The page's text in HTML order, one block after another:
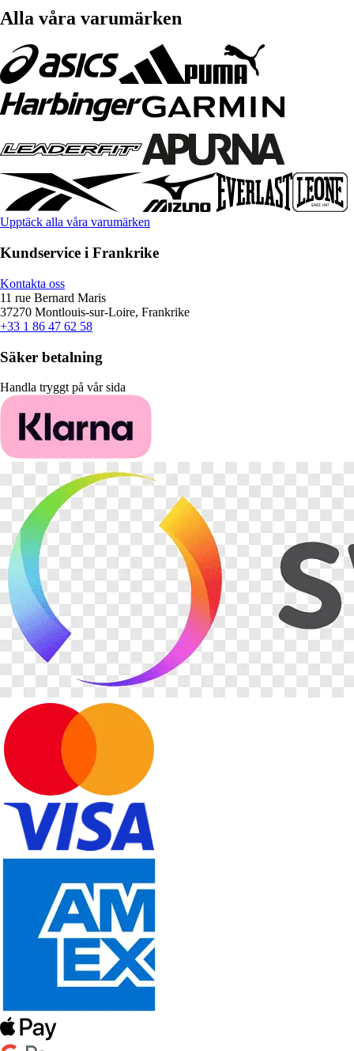
Alla våra varumärken
Upptäck alla våra varumärken
Kundservice i Frankrike
Kontakta oss
11 rue Bernard Maris
37270 Montlouis-sur-Loire, Frankrike
+33 1 86 47 62 58
Säker betalning
Handla tryggt på vår sida